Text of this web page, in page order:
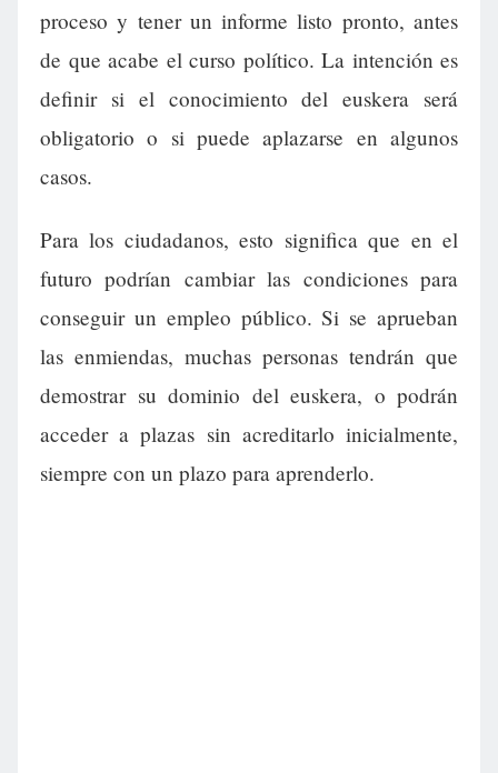
proceso y tener un informe listo pronto, antes
de que acabe el curso político. La intención es
definir si el conocimiento del euskera será
obligatorio o si puede aplazarse en algunos
casos.
Para los ciudadanos, esto significa que en el
futuro podrían cambiar las condiciones para
conseguir un empleo público. Si se aprueban
las enmiendas, muchas personas tendrán que
demostrar su dominio del euskera, o podrán
acceder a plazas sin acreditarlo inicialmente,
siempre con un plazo para aprenderlo.